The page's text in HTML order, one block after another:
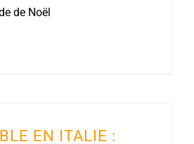
de Noël
EN ITALIE :